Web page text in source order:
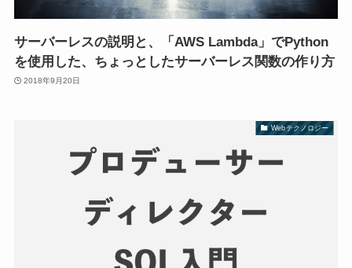
サーバーレスの説明と、「AWS Lambda」でPython
を使用した、ちょっとしたサーバーレス関数の作り方
2018年9月20日
Webテクノロジー